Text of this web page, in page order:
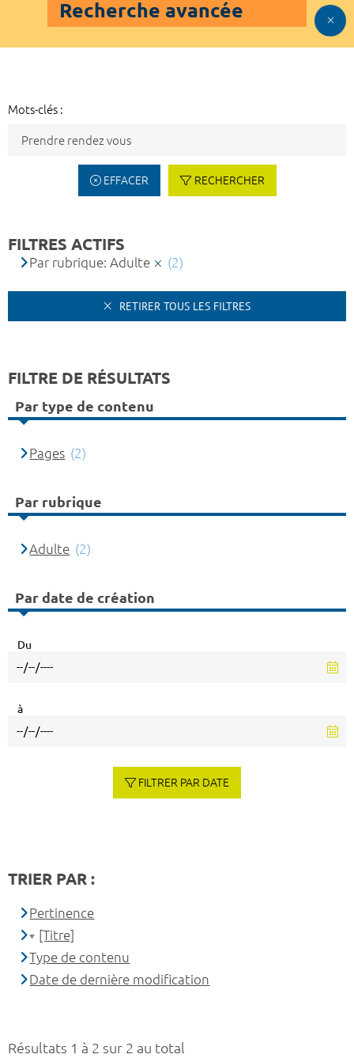
Recherche avancée
Mots-clés :
EFFACER RECHERCHER
Résultats 1 à 2 sur 2 au total
FILTRES ACTIFS
Par rubrique: Adulte (2)
RETIRER TOUS LES FILTRES
FILTRE DE RÉSULTATS
Par type de contenu
Pages (2)
Par rubrique
Adulte (2)
Par date de création
Du
à
FILTRER PAR DATE
TRIER PAR :
Pertinence
[Titre]
Type de contenu
Date de dernière modification